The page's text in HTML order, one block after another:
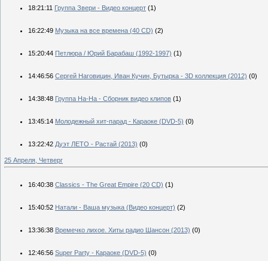
18:21:11 Группа Звери - Видео концерт (1)
16:22:49 Музыка на все времена (40 CD) (2)
15:20:44 Петлюра / Юрий Барабаш (1992-1997) (1)
14:46:56 Сергей Наговицин, Иван Кучин, Бутырка - 3D коллекция (2012) (0)
14:38:48 Группа На-На - Сборник видео клипов (1)
13:45:14 Молодежный хит-парад - Караоке (DVD-5) (0)
13:22:42 Дуэт ЛЕТО - Растай (2013) (0)
25 Апреля, Четверг
16:40:38 Classics - The Great Empire (20 CD) (1)
15:40:52 Натали - Ваша музыка (Видео концерт) (2)
13:36:38 Времечко лихое. Хиты радио Шансон (2013) (0)
12:46:56 Super Party - Караоке (DVD-5) (0)